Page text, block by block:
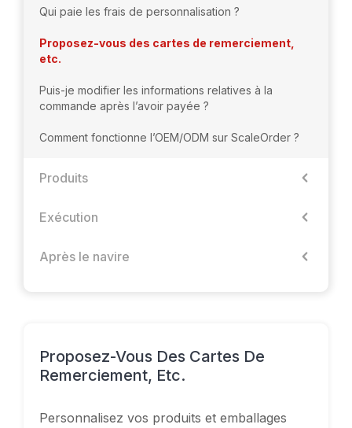
Qui paie les frais de personnalisation ?
Proposez-vous des cartes de remerciement,
etc.
Puis-je modifier les informations relatives à la
commande après l’avoir payée ?
Comment fonctionne l’OEM/ODM sur ScaleOrder ?
Produits
Exécution
Après le navire
Proposez-Vous Des Cartes De
Remerciement, Etc.
Personnalisez vos produits et emballages